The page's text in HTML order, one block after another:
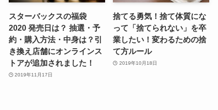
スターバックスの福袋
2020 発売日は？ 抽選・予
約・購入方法・中身は？引
き換え店舗にオンラインス
トアが追加されました！
2019年11月17日
捨てる勇気！捨て体質にな
って「捨てられない」を卒
業したい！変わるための捨
て方ルール
2019年10月18日